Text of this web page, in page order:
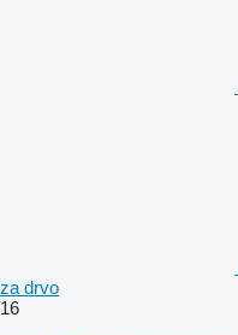
za drvo
16